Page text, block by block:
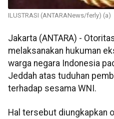
ILUSTRASI (ANTARANews/ferly) (a)
Jakarta (ANTARA) -
melaksanakan hukuman
warga negara Indonesia
Jeddah atas tuduhan
terhadap sesama WNI.
Hal tersebut diungkapkan